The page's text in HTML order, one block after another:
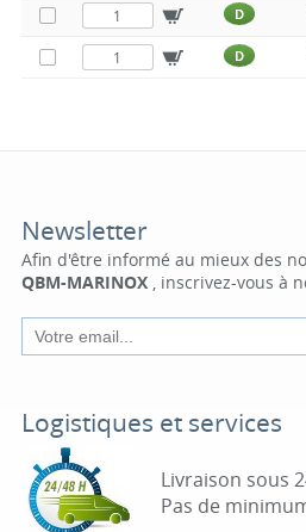
D
D
Newsletter
Afin d'être informé au mieux des
QBM-MARINOX, inscrivez-vous à
Logistiques et services
Livraison sous
Pas de